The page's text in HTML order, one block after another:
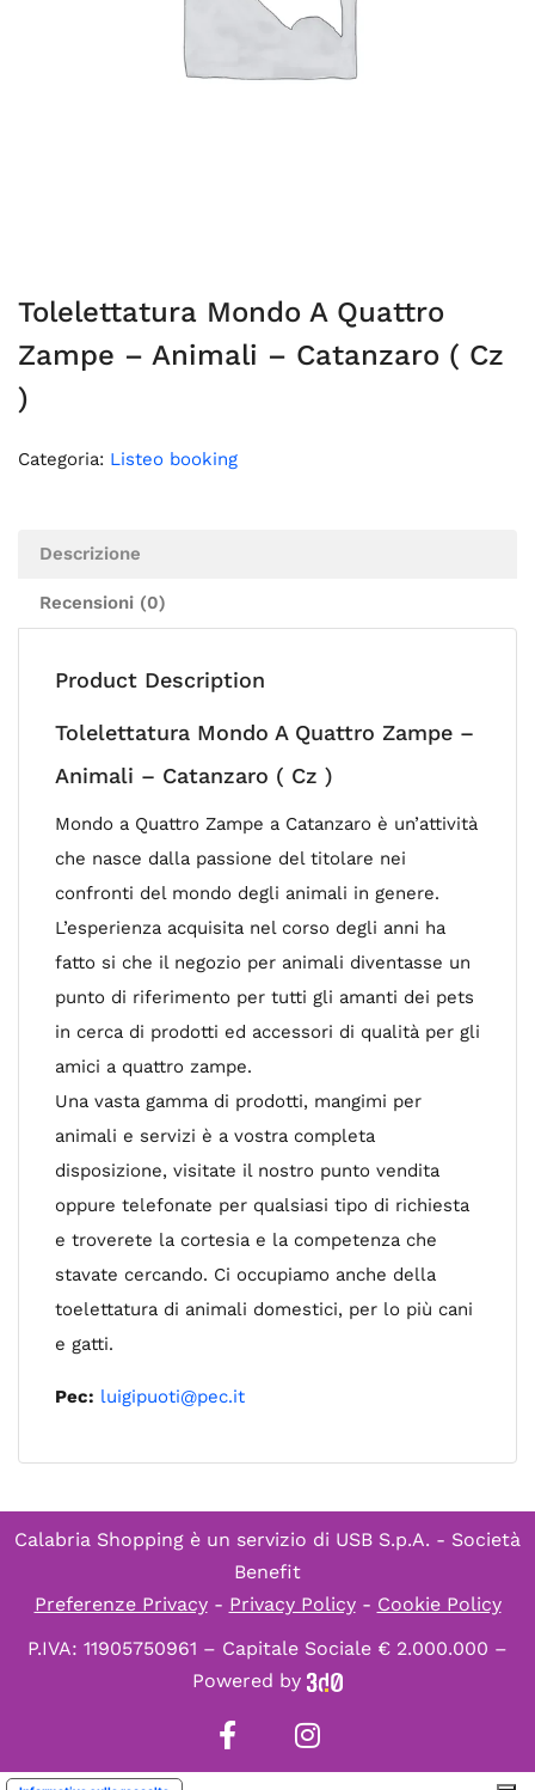
Tolelettatura Mondo A Quattro
Zampe – Animali – Catanzaro ( Cz
)
Categoria: Listeo booking
Descrizione
Recensioni (0)
Product Description
Tolelettatura Mondo A Quattro Zampe –
Animali – Catanzaro ( Cz )
Mondo a Quattro Zampe a Catanzaro è un’attività
che nasce dalla passione del titolare nei
confronti del mondo degli animali in genere.
L’esperienza acquisita nel corso degli anni ha
fatto si che il negozio per animali diventasse un
punto di riferimento per tutti gli amanti dei pets
in cerca di prodotti ed accessori di qualità per gli
amici a quattro zampe.
Una vasta gamma di prodotti, mangimi per
animali e servizi è a vostra completa
disposizione, visitate il nostro punto vendita
oppure telefonate per qualsiasi tipo di richiesta
e troverete la cortesia e la competenza che
stavate cercando. Ci occupiamo anche della
toelettatura di animali domestici, per lo più cani
e gatti.
Pec: luigipuoti@pec.it
Calabria Shopping è un servizio di USB S.p.A. - Società
Benefit
Preferenze Privacy- Privacy Policy- Cookie Policy
P.IVA: 11905750961 – Capitale Sociale € 2.000.000 –
Powered by